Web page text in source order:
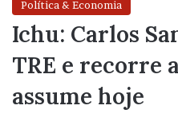
Política & Economia
Ichu: Carlos
TRE e recorre
assume hoje